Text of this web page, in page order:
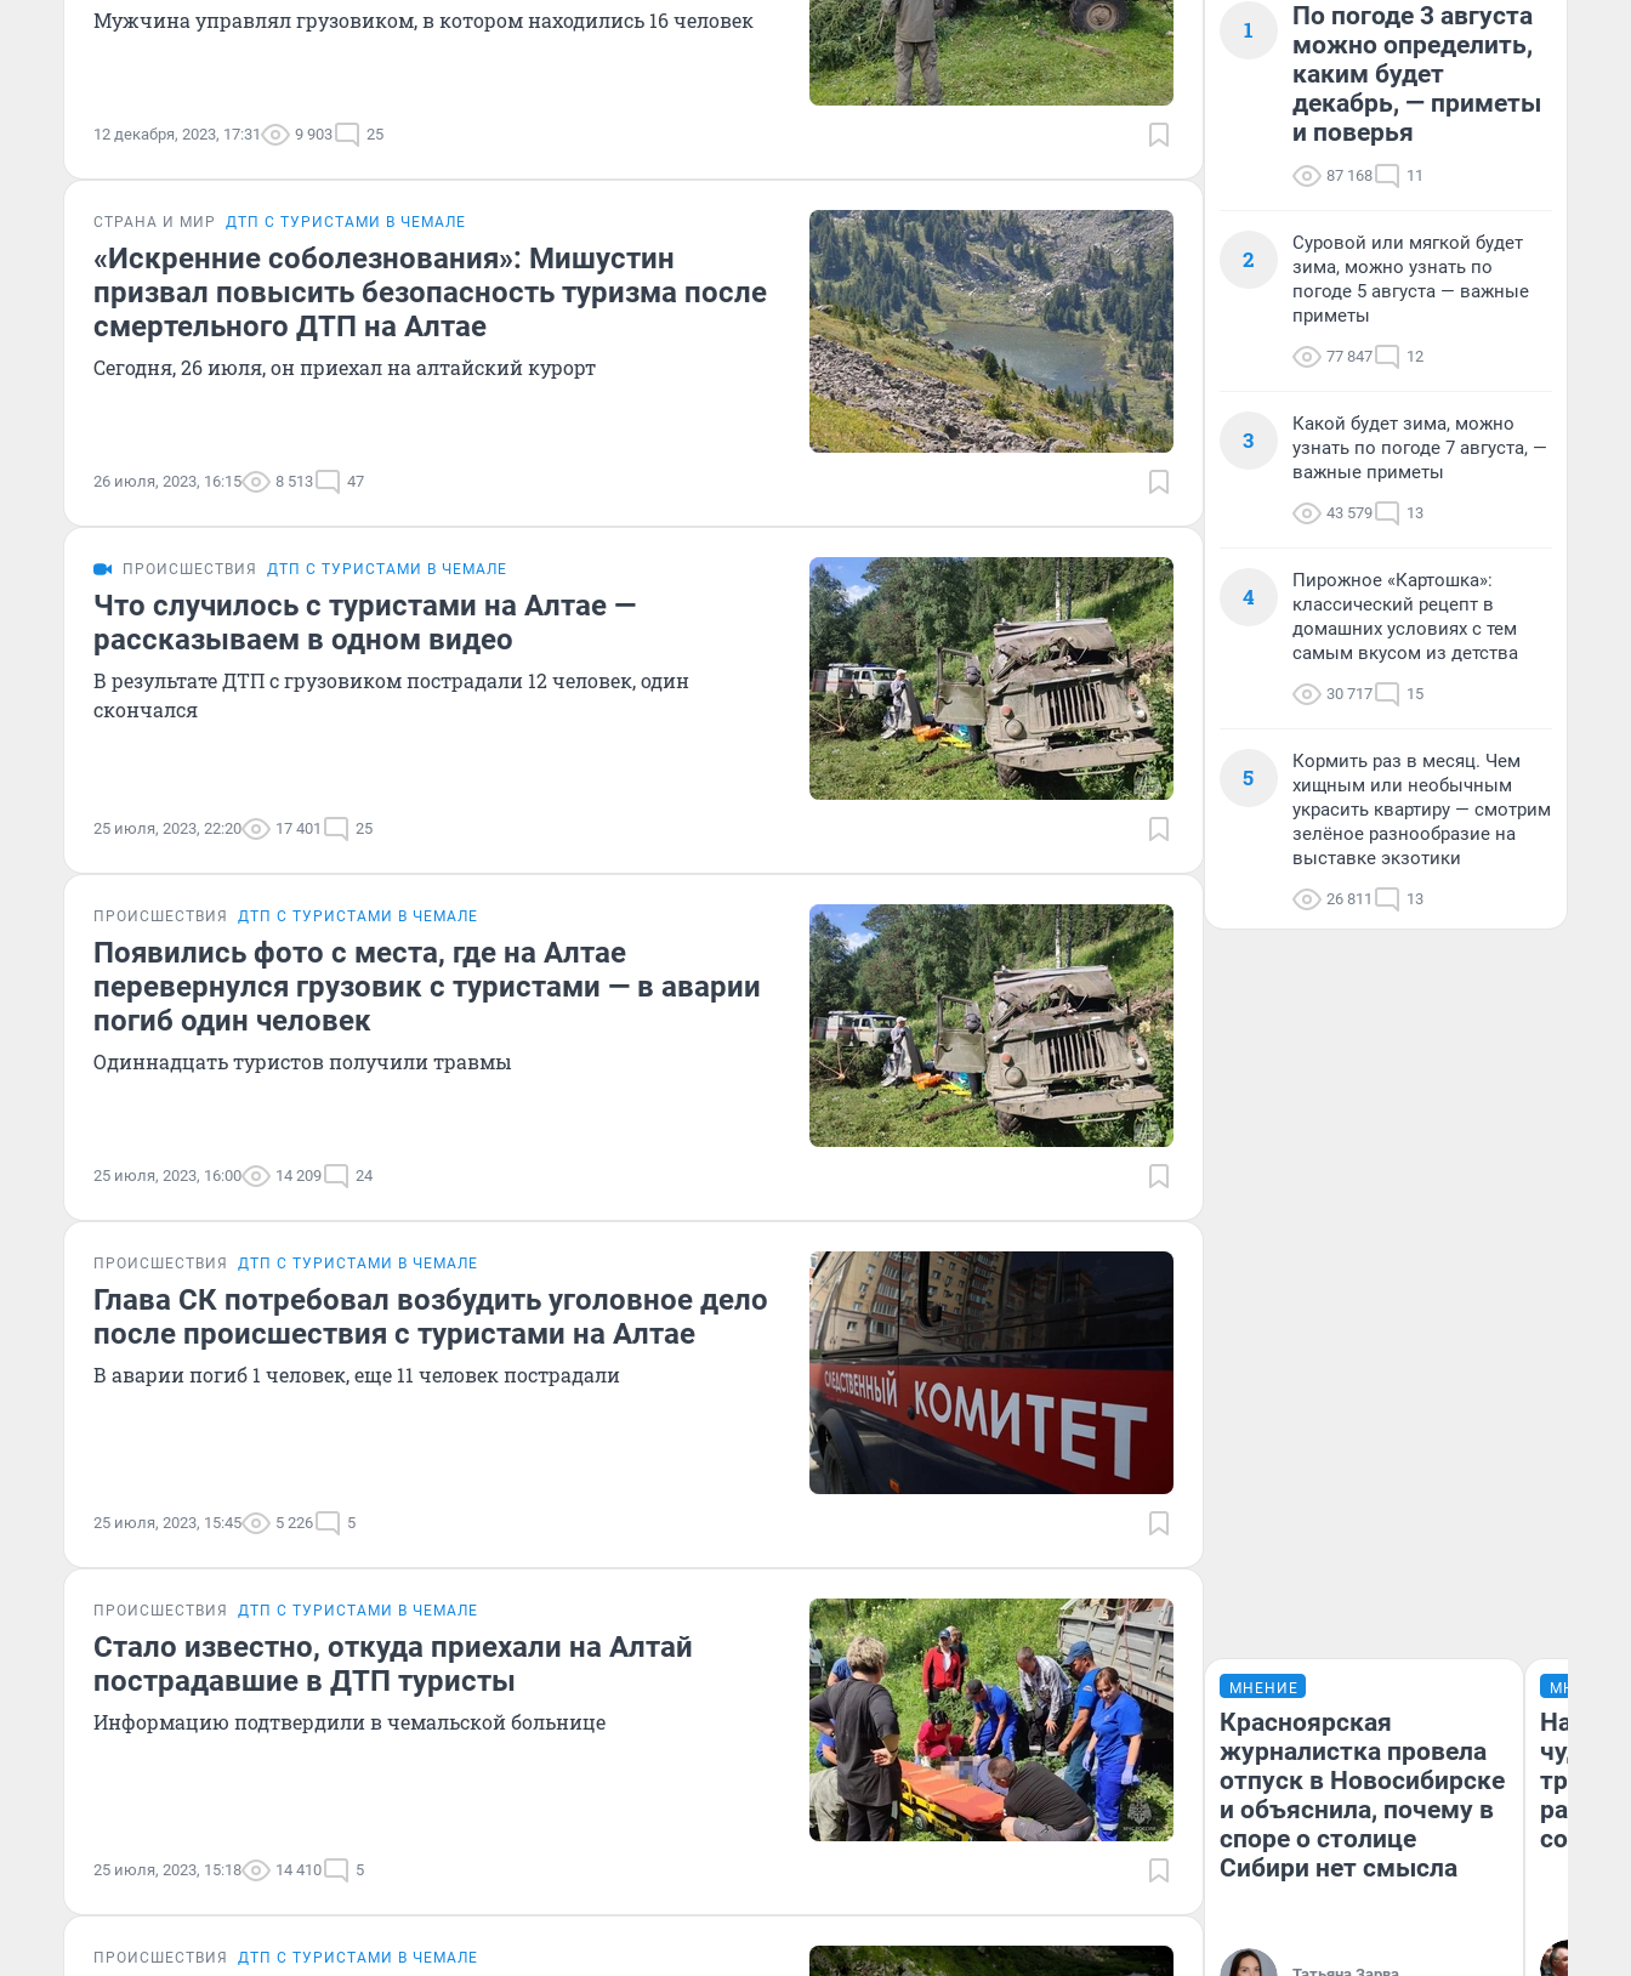
Мужчина управлял грузовиком, в котором находились 16 человек
12 декабря, 2023, 17:31 9 903 25
СТРАНА И МИР ДТП С ТУРИСТАМИ В ЧЕМАЛЕ
«Искренние соболезнования»: Мишустин
призвал повысить безопасность туризма после
смертельного ДТП на Алтае
Сегодня, 26 июля, он приехал на алтайский курорт
26 июля, 2023, 16:15 8 513 47
ПРОИСШЕСТВИЯ ДТП С ТУРИСТАМИ В ЧЕМАЛЕ
Что случилось с туристами на Алтае —
рассказываем в одном видео
В результате ДТП с грузовиком пострадали 12 человек, один
скончался
25 июля, 2023, 22:20 17 401 25
ПРОИСШЕСТВИЯ ДТП С ТУРИСТАМИ В ЧЕМАЛЕ
Появились фото с места, где на Алтае
перевернулся грузовик с туристами — в аварии
погиб один человек
Одиннадцать туристов получили травмы
25 июля, 2023, 16:00 14 209 24
ПРОИСШЕСТВИЯ ДТП С ТУРИСТАМИ В ЧЕМАЛЕ
Глава СК потребовал возбудить уголовное дело
после происшествия с туристами на Алтае
В аварии погиб 1 человек, еще 11 человек пострадали
25 июля, 2023, 15:45 5 226 5
ПРОИСШЕСТВИЯ ДТП С ТУРИСТАМИ В ЧЕМАЛЕ
Стало известно, откуда приехали на Алтай
пострадавшие в ДТП туристы
Информацию подтвердили в чемальской больнице
25 июля, 2023, 15:18 14 410 5
ПРОИСШЕСТВИЯ ДТП С ТУРИСТАМИ В ЧЕМАЛЕ
1
По погоде 3 августа
можно определить,
каким будет
декабрь, — приметы
и поверья
87 168 11
2
Суровой или мягкой будет
зима, можно узнать по
погоде 5 августа — важные
приметы
77 847 12
3
Какой будет зима, можно
узнать по погоде 7 августа, —
важные приметы
43 579 13
4
Пирожное «Картошка»:
классический рецепт в
домашних условиях с тем
самым вкусом из детства
30 717 15
5
Кормить раз в месяц. Чем
хищным или необычным
украсить квартиру — смотрим
зелёное разнообразие на
выставке экзотики
26 811 13
МНЕНИЕ
Красноярская
журналистка провела
отпуск в Новосибирске
и объяснила, почему в
споре о столице
Сибири нет смысла
МНЕНИЕ
чудом